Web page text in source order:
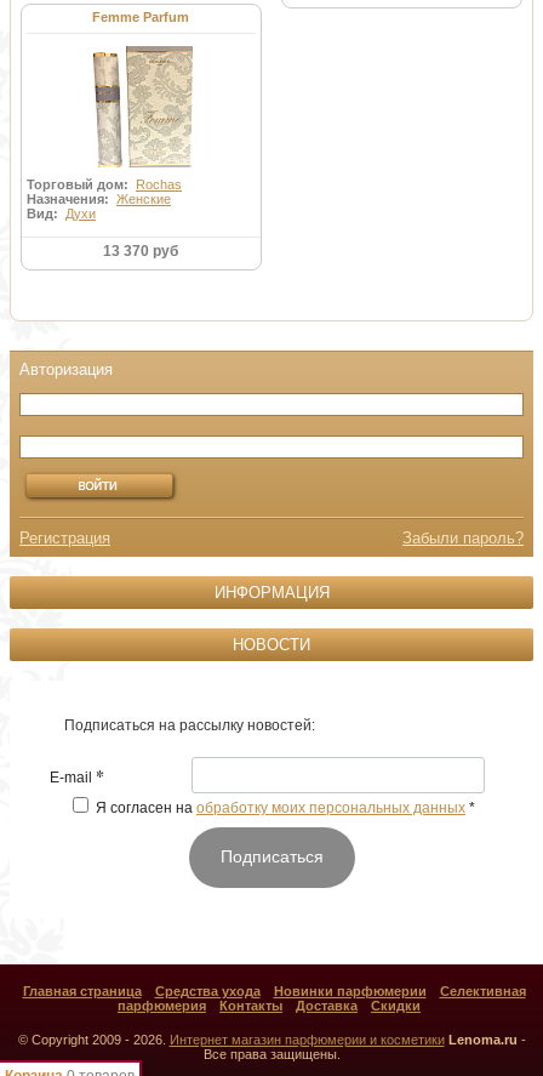
Femme Parfum
Торговый дом:
Rochas
Назначения: Женские
Вид: Духи
13 370 руб
Регистрация Забыли пароль?
ИНФОРМАЦИЯ
НОВОСТИ
Подписаться на рассылку новостей:
E-mail *
Я согласен на обработку моих персональных данных *
Подписаться
Главная страница Средства ухода Новинки парфюмерии
Селективная
парфюмерия
Контакты Доставка Скидки
© Copyright 2009 - 2026. Интернет магазин парфюмерии и косметики Lenoma.ru -
Все права защищены.